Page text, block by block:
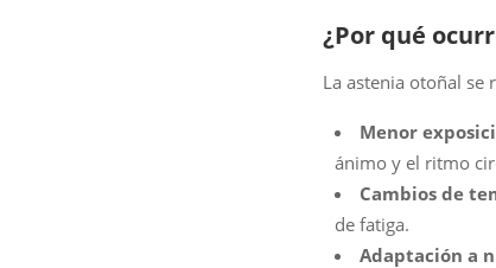
¿Por qué
La astenia otoñal se
Menor
ánimo y el ritmo
Cambios de
de fatiga.
Adaptación a